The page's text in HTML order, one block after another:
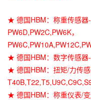
★ 德国HBM：称重传感器
PW6D,PW2C,PW6K，
★ 德国HBM：数字传感
★ 德国HBM：扭矩/力传
★ 德国HBM：称重仪表/